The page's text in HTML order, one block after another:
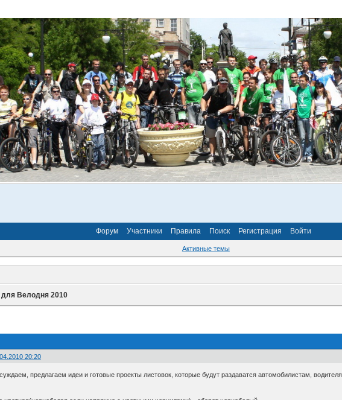
Форум Участники Правила Поиск Регистрация Войти
Активные темы
для Велодня 2010
20:20
предлагаем идеи и готовые проекты листовок, которые будут раздаватся автомобилистам,